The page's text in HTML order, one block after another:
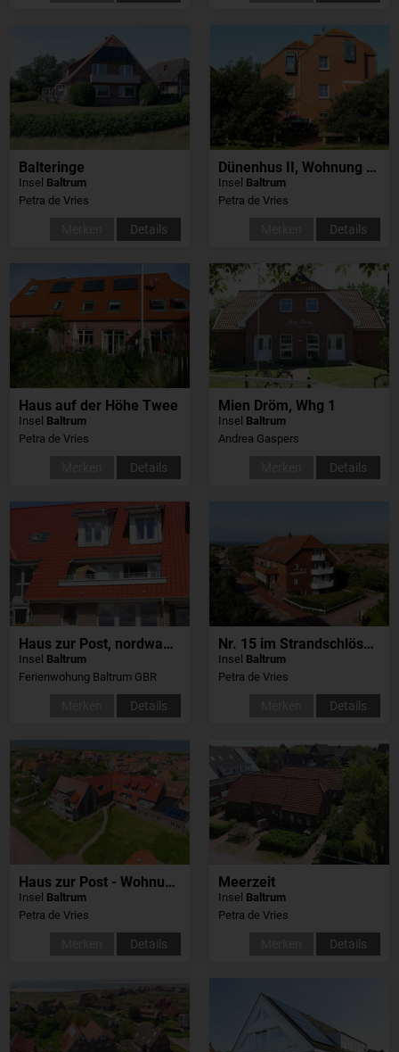
Balteringe
Insel Baltrum
Petra de Vries
Details
Dünenhus II, Wohnung 18
Insel Baltrum
Petra de Vries
Details
Haus auf der Höhe Twee
Insel Baltrum
Petra de Vries
Details
Mien Dröm, Whg 1
Insel Baltrum
Andrea Gaspers
Details
Haus zur Post, nordwaerts
Insel Baltrum
Ferienwohung Baltrum GBR
Details
Nr. 15 im Strandschlösschen
Insel Baltrum
Petra de Vries
Details
Haus zur Post - Wohnung 1
Insel Baltrum
Petra de Vries
Details
Meerzeit
Insel Baltrum
Petra de Vries
Details